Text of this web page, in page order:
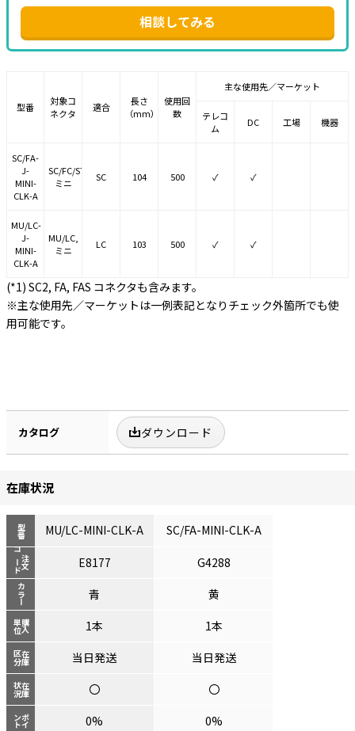
相談してみる
型番
対象コ
ネクタ
適合
長さ
（mm）
使用回
数
主な使用先／マーケット
テレコ
ム
DC 工場 機器
SC/FA-
J-
MINI-
CLK-A
SC/FC/ST(*1),
ミニ
SC 104 500 ✓ ✓
MU/LC-
J-
MINI-
CLK-A
MU/LC,
ミニ
LC 103 500 ✓ ✓
(*1) SC2, FA, FAS コネクタも含みます。
※主な使用先／マーケットは一例表記となりチェック外箇所でも使
用可能です。
カタログ ダウンロード
在庫状況
型番
注文
コード
カラー
購入
単位
在庫
区分
在庫
状況
ポイ
ント
MU/LC-MINI-CLK-A SC/FA-MINI-CLK-A
E8177
G4288
青
黄
1本
1本
当日発送
当日発送
〇
〇
0%
0%